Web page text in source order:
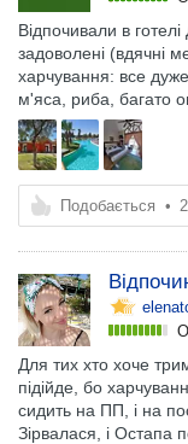
Відпочивали в
задоволені (вдячні
харчування: все
м'яса, риба, багато
Подобається • 2
Для тих хто хоче
підійде, бо
сидить на ПП, і на
Зірвалася, і Остапа